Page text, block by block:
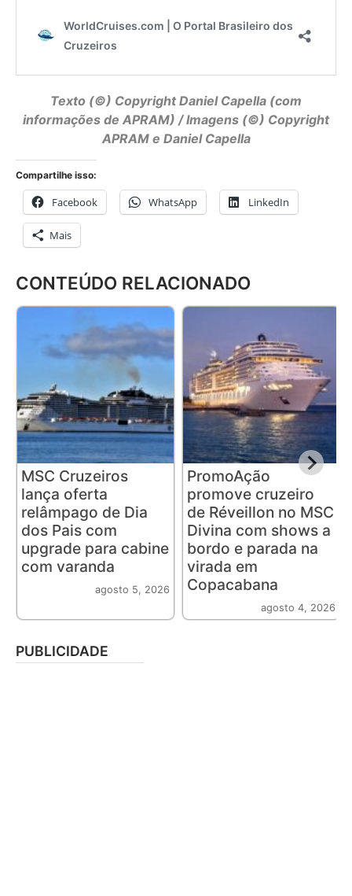
Texto (©) CopyrightDaniel Capella (com
informações de APRAM) / Imagens (©) Copyright
APRAM e Daniel Capella
Compartilhe isso:
Facebook WhatsApp LinkedIn
Mais
CONTEÚDO RELACIONADO
MSC Cruzeiros
lança oferta
relâmpago de Dia
dos Pais com
upgrade para cabine
com varanda
agosto 5, 2026
PromoAção
promove cruzeiro
de Réveillon no MSC
Divina com shows a
bordo e parada na
virada em
Copacabana
agosto 4, 2026
PUBLICIDADE